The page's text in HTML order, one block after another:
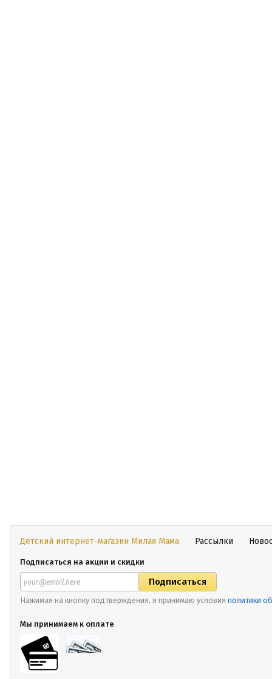
Детский интернет-магазин Милая Мама Рассылки
Подписаться на акции и скидки
Нажимая на кнопку подтверждения, я принимаю условия политики
Мы принимаем к оплате